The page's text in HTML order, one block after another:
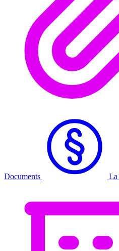
Documents La